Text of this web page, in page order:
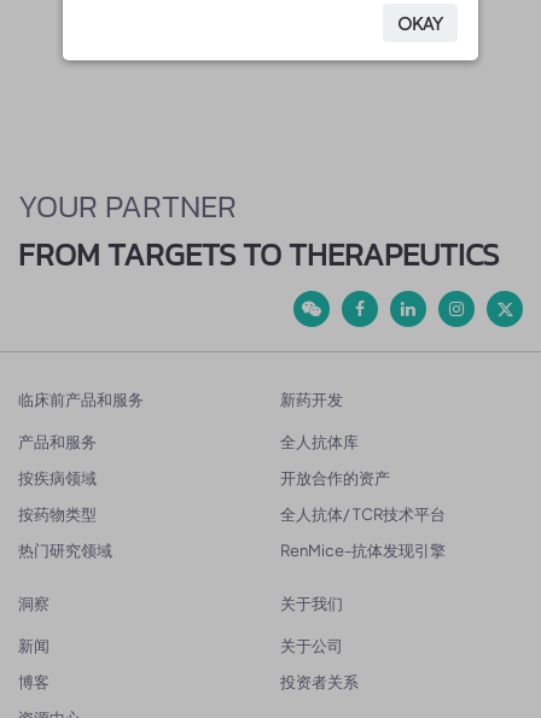
YOUR PARTNER
FROM TARGETS TO THERAPEUTICS
临床前产品和服务
产品和服务
按疾病领域
按药物类型
热门研究领域
新药开发
全人抗体库
开放合作的资产
全人抗体/ TCR技术平台
RenMice-抗体发现引擎
洞察
新闻
博客
关于我们
关于公司
投资者关系
OKAY
OKAY